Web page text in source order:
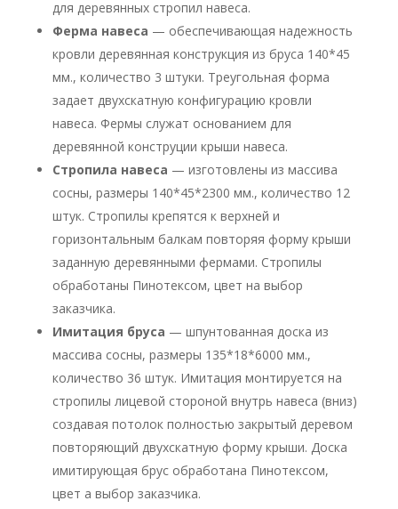
для деревянных стропил навеса.
Ферма навеса — обеспечивающая надежность
кровли деревянная конструкция из бруса 140*45
мм., количество 3 штуки. Треугольная форма
задает двухскатную конфигурацию кровли
навеса. Фермы служат основанием для
деревянной конструции крыши навеса.
Стропила навеса — изготовлены из массива
сосны, размеры 140*45*2300 мм., количество 12
штук. Стропилы крепятся к верхней и
горизонтальным балкам повторяя форму крыши
заданную деревянными фермами. Стропилы
обработаны Пинотексом, цвет на выбор
заказчика.
Имитация бруса — шпунтованная доска из
массива сосны, размеры 135*18*6000 мм.,
количество 36 штук. Имитация монтируется на
стропилы лицевой стороной внутрь навеса (вниз)
создавая потолок полностью закрытый деревом
повторяющий двухскатную форму крыши. Доска
имитирующая брус обработана Пинотексом,
цвет а выбор заказчика.